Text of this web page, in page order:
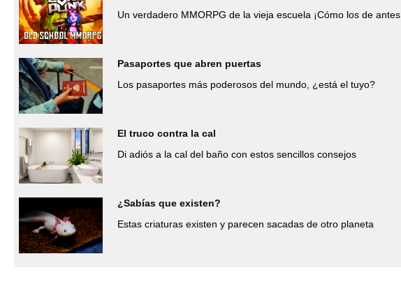
Un verdadero MMORPG de la vieja escuela ¡Cómo los de
Pasaportes que abren puertas
Los pasaportes más poderosos del mundo, ¿está el tuyo?
El truco contra la cal
Di adiós a la cal del baño con estos sencillos consejos
¿Sabías que existen?
Estas criaturas existen y parecen sacadas de otro planeta